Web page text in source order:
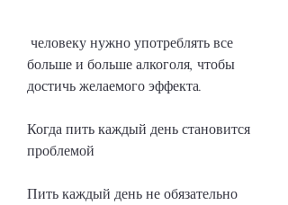
больше и больше алкоголя, чтобы
достичь желаемого эффекта.
Когда пить каждый день становится
проблемой
Пить каждый день не обязательно